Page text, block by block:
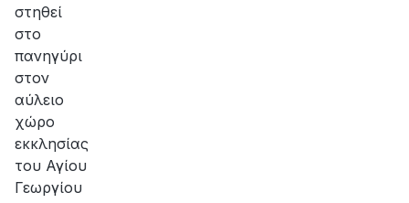
στηθεί
στο
πανηγύρι
στον
αύλειο
χώρο
εκκλησίας
του Αγίου
Γεωργίου